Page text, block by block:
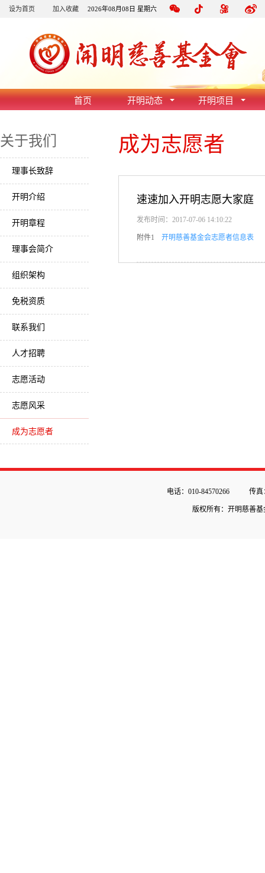
设为首页 加入收藏 2026年08月08日 星期六
首页 开明动态 开明项目
关于我们
理事长致辞
开明介绍
开明章程
理事会简介
组织架构
免税资质
联系我们
人才招聘
志愿活动
志愿风采
成为志愿者
成为志愿者
速速加入开明志愿大家庭
发布时间：2017-07-06 14:10:22
附件1 开明慈善基金会志愿者信息表
电话：010-84570266 传真
版权所有：开明慈善基